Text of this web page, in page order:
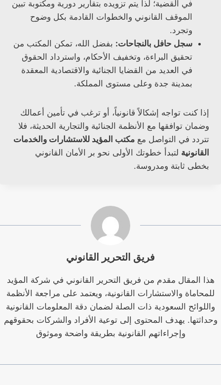
في القضية؛ لذا يتم تزويده بتقارير دورية ومكتوبة تبين
الموقف القانوني والخطوات القادمة بكل وضوح
وتجرد.
سجل حافل بالنجاحات: بفضل الله، تمكن المكتب من
تحقيق البراءة، وتخفيف الأحكام، واسترداد الحقوق
في العديد من القضايا الجنائية والاقتصادية المعقدة
بمدينة جدة وعلى مستوى المملكة.
إذا كنت تواجه إشكالاً قانونياً، أو ترغب في تأمين أعمالك
وضمان توافقها مع الأنظمة الجنائية والتجارية الحديثة، فلا
تتردد في التواصل مع مكتب المؤيد للاستشارات والخدمات
القانونية لتبدأ خطوتك الأولى نحو بر الأمان القانوني
بخطى ثابتة ومدروسة.
فريق التحرير القانوني
هذا المقال مقدم من فريق التحرير القانوني في شركة المؤيد
للمحاماة والاستشارات القانونية، ويعتمد على مراجعة الأنظمة
واللوائح السعودية ذات الصلة لضمان دقة المعلومات القانونية
وحداثتها. يهدف المحتوى إلى توعية الأفراد والشركات بحقوقهم
وإجراءاتهم القانونية بطريقة واضحة وموثوق